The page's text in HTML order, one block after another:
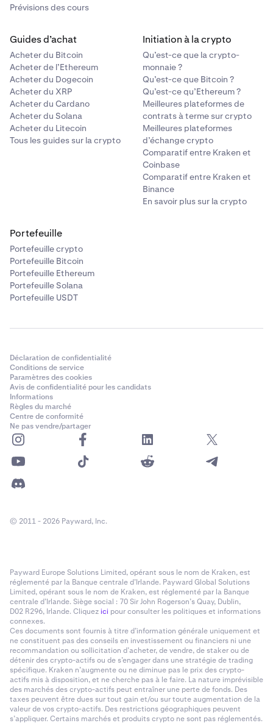
Prévisions des cours
Guides d’achat
Acheter du Bitcoin
Acheter de l’Ethereum
Acheter du Dogecoin
Acheter du XRP
Acheter du Cardano
Acheter du Solana
Acheter du Litecoin
Tous les guides sur la crypto
Initiation à la crypto
Qu’est-ce que la crypto-
monnaie ?
Qu’est-ce que Bitcoin ?
Qu’est-ce qu’Ethereum ?
Meilleures plateformes de
contrats à terme sur crypto
Meilleures plateformes
d’échange crypto
Comparatif entre Kraken et
Coinbase
Comparatif entre Kraken et
Binance
En savoir plus sur la crypto
Portefeuille
Portefeuille crypto
Portefeuille Bitcoin
Portefeuille Ethereum
Portefeuille Solana
Portefeuille USDT
Déclaration de confidentialité
Conditions de service
Paramètres des cookies
Avis de confidentialité pour les candidats
Informations
Règles du marché
Centre de conformité
Ne pas vendre/partager
© 2011 - 2026 Payward, Inc.
Payward Europe Solutions Limited, opérant sous le nom de Kraken, est
réglementé par la Banque centrale d’Irlande. Payward Global Solutions
Limited, opérant sous le nom de Kraken, est réglementé par la Banque
centrale d’Irlande. Siège social : 70 Sir John Rogerson’s Quay, Dublin,
D02 R296, Irlande. Cliquezici pour consulter les politiques et informations
connexes.
Ces documents sont fournis à titre d’information générale uniquement et
ne constituent pas des conseils en investissement ou financiers ni une
recommandation ou sollicitation d’acheter, de vendre, de staker ou de
détenir des crypto-actifs ou de s’engager dans une stratégie de trading
spécifique. Kraken n’augmente ou ne diminue pas le prix des crypto-
actifs mis à disposition, et ne cherche pas à le faire. La nature imprévisible
des marchés des crypto-actifs peut entraîner une perte de fonds. Des
taxes peuvent être dues sur tout gain et/ou sur toute augmentation de la
valeur de vos crypto-actifs. Des restrictions géographiques peuvent
s’appliquer. Certains marchés et produits crypto ne sont pas réglementés.